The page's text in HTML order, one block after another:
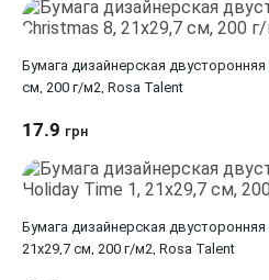
Бумага дизайнерская
см, 200 г/м2, Rosa Talent
17.9 грн
Бумага дизайнерская
21х29,7 см, 200 г/м2, Rosa Talent